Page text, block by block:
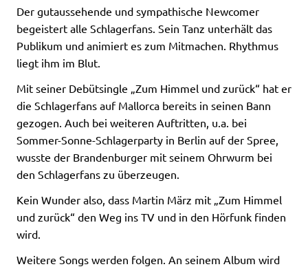
Der gutaussehende und sympathische Newcomer
begeistert alle Schlagerfans. Sein Tanz unterhält das
Publikum und animiert es zum Mitmachen. Rhythmus
liegt ihm im Blut.
Mit seiner Debütsingle „Zum Himmel und zurück“ hat er
die Schlagerfans auf Mallorca bereits in seinen Bann
gezogen. Auch bei weiteren Auftritten, u.a. bei
Sommer-Sonne-Schlagerparty in Berlin auf der Spree,
wusste der Brandenburger mit seinem Ohrwurm bei
den Schlagerfans zu überzeugen.
Kein Wunder also, dass Martin März mit „Zum Himmel
und zurück“ den Weg ins TV und in den Hörfunk finden
wird.
Weitere Songs werden folgen. An seinem Album wird